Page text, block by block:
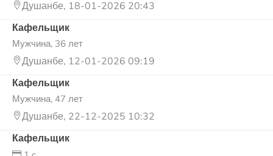
Душанбе, 18-01-2026 20:43
Кафельщик
Мужчина, 36 лет
Душанбе, 12-01-2026 09:19
Кафельщик
Мужчина, 47 лет
Душанбе, 22-12-2025 10:32
Кафельщик